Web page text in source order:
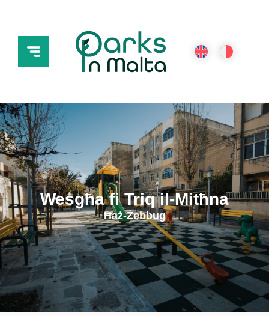
Wesgħa fi Triq il-Mitħna
Ħaż-Żebbug